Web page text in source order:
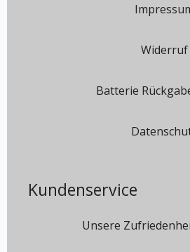
Widerruf
Batterie
Kundenservice
Unsere